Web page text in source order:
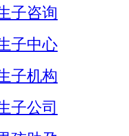
子咨询
子中心
子机构
子公司